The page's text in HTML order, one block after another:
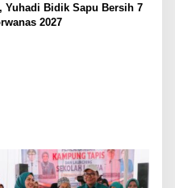
Yuhadi Bidik Sapu Bersih 7
2027